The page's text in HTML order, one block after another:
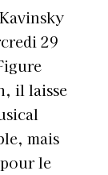
29
il laisse
mais
le